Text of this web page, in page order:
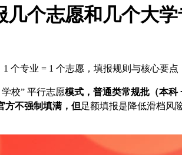
几个志愿和几个大
个专业 = 1 个志愿，填报规则与核心要点
校” 平行志愿模式，普通类常规批（本科
方不强制填满，但足额填报是降低滑档风